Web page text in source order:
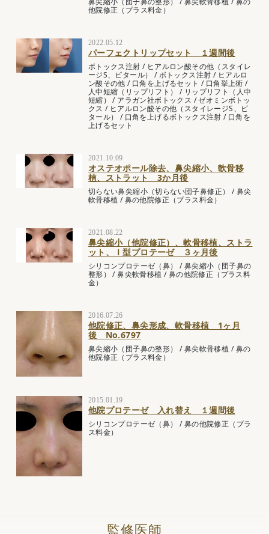
他院修正（プラス料金）
2022.05.12
パーフェクトリップセット １週間後
ボトックス注射 / ヒアルロン酸その他（スタイレ
ージS、ビタール）
/ボトックス注射 / ヒアルロ
ン酸その他 / 口角を上げるセット / 口角挙上術 /
人中短縮（リップリフト）
/ リップリフト（人中
短縮） / アラガン社ボトックス /ゼオミンボトッ
クス / ヒアルロン酸その他（スタイレージS、ビ
タール）
/ 口角を上げるボトックス注射 / 口角を
上げるセット
2021.10.09
オステオポール除去、鼻尖縮小、軟骨移
植、ストラット 3か月後
切らない鼻尖縮小（切らない団子鼻修正） /鼻尖
軟骨移植 /鼻の他院修正（プラス料金）
2021.08.22
鼻尖縮小（他院修正）、軟骨移植、ストラ
ット、Ｉ型プロテーゼ ３ヶ月後
シリコンプロテーゼ（鼻） /鼻尖縮小（団子鼻の
整形） /鼻尖軟骨移植 /鼻の他院修正（プラス料
金）
2016.07.26
他院修正、鼻尖形成、軟骨移植 1ヶ月
後 No.6797
鼻尖縮小（団子鼻の整形） /鼻尖軟骨移植 /鼻の
他院修正（プラス料金）
2015.01.19
他院プロテーゼ 入れ替え １週間後
シリコンプロテーゼ（鼻） /鼻の他院修正（プラ
ス料金）
監修医師